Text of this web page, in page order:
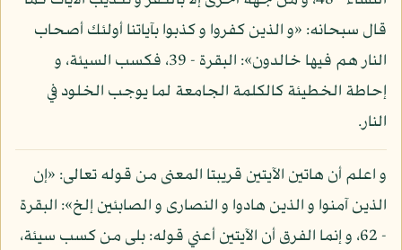
قال سبحانه: «و الذين كفروا و كذبوا بآياتنا أولئك أصحاب
النار هم فيها خالدون»: البقرة - 39، فكسب السيئة، و
إحاطة الخطيئة كالكلمة الجامعة لما يوجب الخلود في
النار.
و اعلم أن هاتين الآيتين قريبتا المعنى من قوله تعالى: «إن
الذين آمنوا و الذين هادوا و النصارى و الصابئين إلخ»: البقرة
- 62، و إنما الفرق أن الآيتين أعني قوله: بلى من كسب سيئة،